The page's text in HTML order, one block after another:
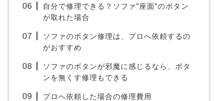
自分で修理できる？ソファ”座面”のボタン
が取れた場合
ソファのボタン修理は、プロへ依頼するの
がおすすめ
ソファのボタンが邪魔に感じるなら、ボタ
ンを無くす修理もできる
プロへ依頼した場合の修理費用